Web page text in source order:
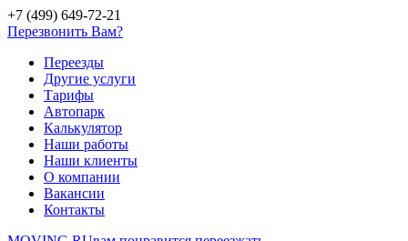
+7 (499) 649-72-21
Перезвонить Вам?
Переезды
Другие услуги
Тарифы
Автопарк
Калькулятор
Наши работы
Наши клиенты
О компании
Вакансии
Контакты